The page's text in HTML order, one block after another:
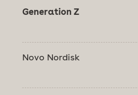
Generation Z
Novo Nordisk